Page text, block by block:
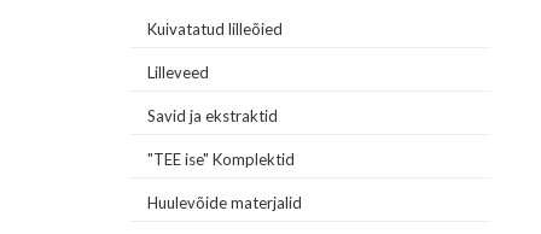
Kuivatatud lilleõied
Lilleveed
Savid ja ekstraktid
"TEE ise" Komplektid
Huulevõide materjalid